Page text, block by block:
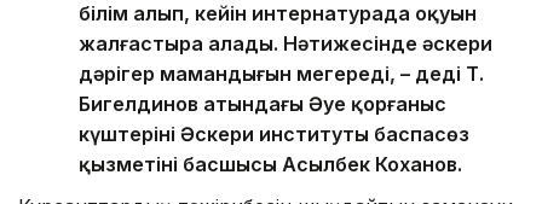
білім алып, кейін интернатурада оқуын
жалғастыра алады. Нәтижесінде әскери
дәрігер мамандығын меңгереді, – деді Т.
Бигелдинов атындағы Әуе қорғаныс
күштерінің Әскери институты баспасөз
қызметінің басшысы Асылбек Коханов.